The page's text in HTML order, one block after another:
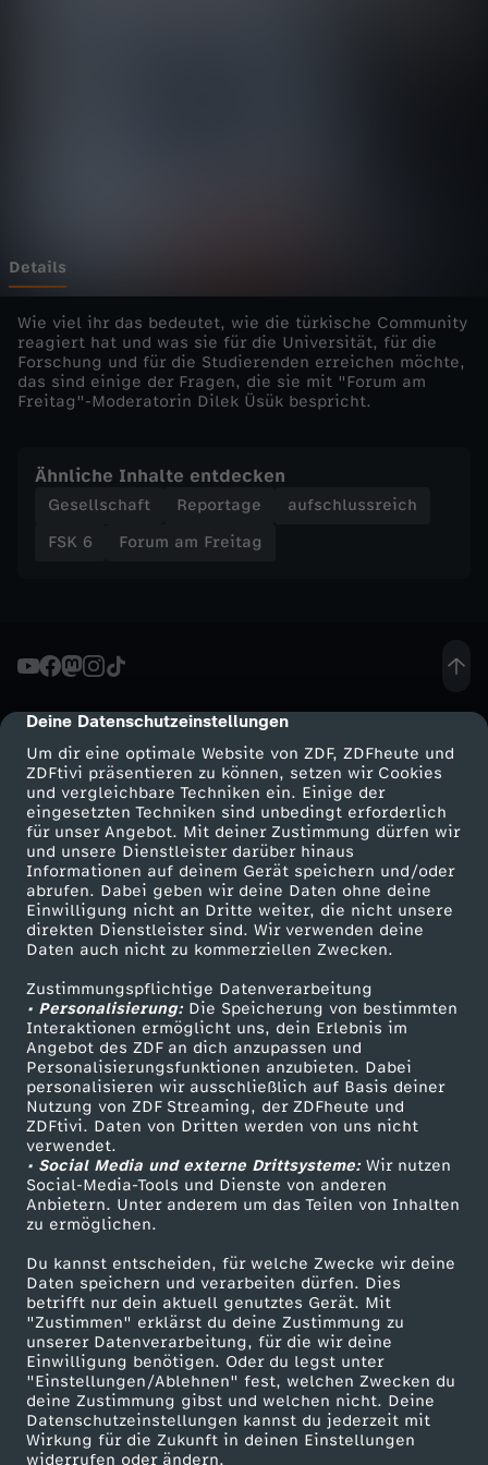
cmp-dialog-description
Deine Datenschutzeinstellungen
Um dir eine optimale Website von ZDF, ZDFheute und
ZDFtivi präsentieren zu können, setzen wir Cookies
und vergleichbare Techniken ein. Einige der
eingesetzten Techniken sind unbedingt erforderlich
für unser Angebot. Mit deiner Zustimmung dürfen wir
und unsere Dienstleister darüber hinaus
Informationen auf deinem Gerät speichern und/oder
abrufen. Dabei geben wir deine Daten ohne deine
Einwilligung nicht an Dritte weiter, die nicht unsere
direkten Dienstleister sind. Wir verwenden deine
Daten auch nicht zu kommerziellen Zwecken.
Zustimmungspflichtige Datenverarbeitung
• Personalisierung:Die Speicherung von bestimmten
Interaktionen ermöglicht uns, dein Erlebnis im
Angebot des ZDF an dich anzupassen und
Personalisierungsfunktionen anzubieten. Dabei
personalisieren wir ausschließlich auf Basis deiner
Nutzung von ZDF Streaming, der ZDFheute und
ZDFtivi. Daten von Dritten werden von uns nicht
verwendet.
• Social Media und externe Drittsysteme:Wir nutzen
Social-Media-Tools und Dienste von anderen
Anbietern. Unter anderem um das Teilen von Inhalten
zu ermöglichen.
Du kannst entscheiden, für welche Zwecke wir deine
Daten speichern und verarbeiten dürfen. Dies
betrifft nur dein aktuell genutztes Gerät. Mit
"Zustimmen" erklärst du deine Zustimmung zu
unserer Datenverarbeitung, für die wir deine
Einwilligung benötigen. Oder du legst unter
"Einstellungen/Ablehnen" fest, welchen Zwecken du
deine Zustimmung gibst und welchen nicht. Deine
Datenschutzeinstellungen kannst du jederzeit mit
Wirkung für die Zukunft in deinen Einstellungen
widerrufen oder ändern.
a
g
-
a
t
e
n
i
z
-
n
e
u
e
P
r
ä
s
i
Details
Wie viel ihr das bedeutet, wie die türkische Community
reagiert hat und was sie für die Universität, für die
Forschung und für die Studierenden erreichen möchte,
das sind einige der Fragen, die sie mit "Forum am
Freitag"-Moderatorin Dilek Üsük bespricht.
Ähnliche Inhalte entdecken
Gesellschaft Reportage
aufschlussreich
FSK 6
Forum am Freitag
Mehr ZDF
ZDF-Apps
Smart TV
ZDFtext
Livestreams
Sendungen A-Z
TV-Programm
Service
ZDFmitreden
Kontakt zum ZDF
Tickets
Zuschauerservice
Hilfe
ZDF Unternehmen
Karriere
ZDF goes Schule
Werbefernsehen
Mainzelmännchen